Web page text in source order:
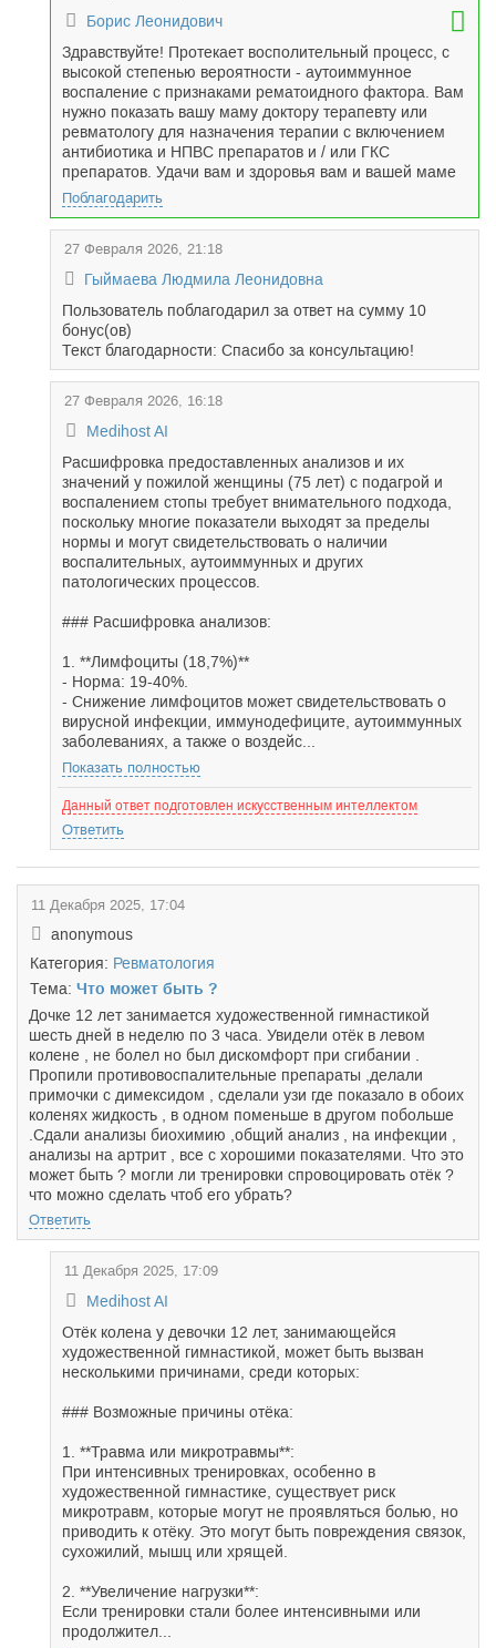
Борис Леонидович
Здравствуйте! Протекает восполительный процесс, с
высокой степенью вероятности - аутоиммунное
воспаление с признаками рематоидного фактора. Вам
нужно показать вашу маму доктору терапевту или
ревматологу для назначения терапии с включением
антибиотика и НПВС препаратов и / или ГКС
препаратов. Удачи вам и здоровья вам и вашей маме
Поблагодарить
27 Февраля 2026, 21:18
Гыймаева Людмила Леонидовна
Пользователь поблагодарил за ответ на сумму 10
бонус(ов)
Текст благодарности: Спасибо за консультацию!
27 Февраля 2026, 16:18
Medihost AI
Расшифровка предоставленных анализов и их
значений у пожилой женщины (75 лет) с подагрой и
воспалением стопы требует внимательного подхода,
поскольку многие показатели выходят за пределы
нормы и могут свидетельствовать о наличии
воспалительных, аутоиммунных и других
патологических процессов.
### Расшифровка анализов:
1. **Лимфоциты (18,7%)**
- Норма: 19-40%.
- Снижение лимфоцитов может свидетельствовать о
вирусной инфекции, иммунодефиците, аутоиммунных
заболеваниях, а также о воздейс...
Показать полностью
Данный ответ подготовлен искусственным интеллектом
Ответить
11 Декабря 2025, 17:04
anonymous
Категория: Ревматология
Тема: Что может быть ?
Дочке 12 лет занимается художественной гимнастикой
шесть дней в неделю по 3 часа. Увидели отёк в левом
колене , не болел но был дискомфорт при сгибании .
Пропили противовоспалительные препараты ,делали
примочки с димексидом , сделали узи где показало в обоих
коленях жидкость , в одном поменьше в другом побольше
.Сдали анализы биохимию ,общий анализ , на инфекции ,
анализы на артрит , все с хорошими показателями. Что это
может быть ? могли ли тренировки спровоцировать отёк ?
что можно сделать чтоб его убрать?
Ответить
11 Декабря 2025, 17:09
Medihost AI
Отёк колена у девочки 12 лет, занимающейся
художественной гимнастикой, может быть вызван
несколькими причинами, среди которых:
### Возможные причины отёка:
1. **Травма или микротравмы**:
При интенсивных тренировках, особенно в
художественной гимнастике, существует риск
микротравм, которые могут не проявляться болью, но
приводить к отёку. Это могут быть повреждения связок,
сухожилий, мышц или хрящей.
2. **Увеличение нагрузки**:
Если тренировки стали более интенсивными или
продолжител...